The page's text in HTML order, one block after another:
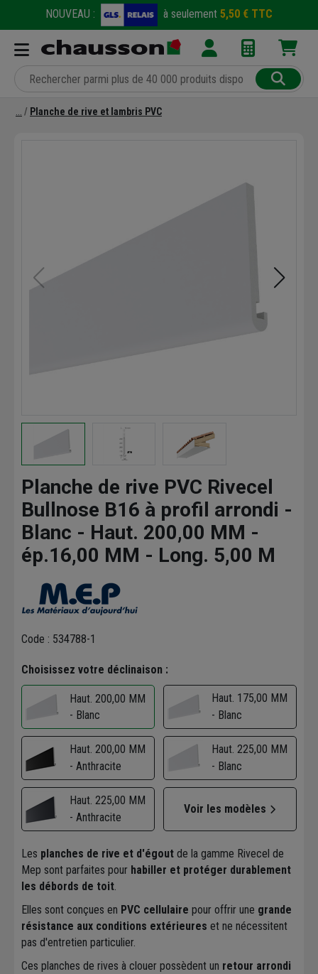
NOUVEAU : à seulement 5,50 € TTC
Planche de rive et lambris PVC
Planche de rive PVC Rivecel
Bullnose B16 à profil arrondi -
Blanc - Haut. 200,00 MM -
ép.16,00 MM - Long. 5,00 M
Code : 534788-1
Choisissez votre déclinaison :
Haut. 200,00 MM
- Blanc
Haut. 175,00 MM
- Blanc
Haut. 200,00 MM
- Anthracite
Haut. 225,00 MM
- Blanc
Haut. 225,00 MM
- Anthracite
Voir les modèles
Les planches de rive et d'égout de la gamme Rivecel de
Mep sont parfaites pour habiller et protéger durablement
les débords de toit.
Elles sont conçues en PVC cellulaire pour offrir une grande
résistance aux conditions extérieures et ne nécessitent
pas d'entretien particulier.
Ces planches de rives à clouer possèdent un retour arrondi